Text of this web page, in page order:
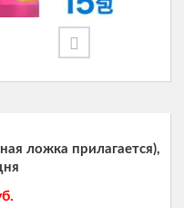
ложка прилагается),